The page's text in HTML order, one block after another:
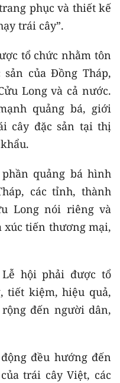
phục và thiết kế
trái cây”.
tổ chức nhằm tôn
của Đồng Tháp,
Long và cả nước.
quảng bá, giới
cây đặc sản tại thị
quảng bá hình
các tỉnh, thành
Long nói riêng và
xúc tiến thương mại,
hội phải được tổ
tiết kiệm, hiệu quả,
đến người dân,
đều hướng đến
trái cây Việt, các